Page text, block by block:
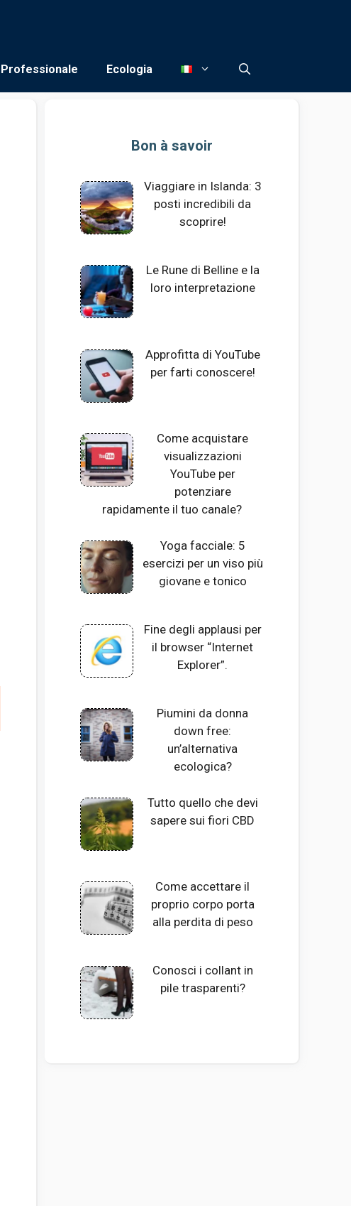
Professionale Ecologia
Bon à savoir
Viaggiare in Islanda: 3
posti incredibili da
scoprire!
Le Rune di Belline e la
loro interpretazione
Approfitta di YouTube
per farti conoscere!
Come acquistare
visualizzazioni
YouTube per
potenziare
rapidamente il tuo canale?
Yoga facciale: 5
esercizi per un viso più
giovane e tonico
Fine degli applausi per
il browser “Internet
Explorer”.
Piumini da donna
down free:
un’alternativa
ecologica?
Tutto quello che devi
sapere sui fiori CBD
Come accettare il
proprio corpo porta
alla perdita di peso
Conosci i collant in
pile trasparenti?